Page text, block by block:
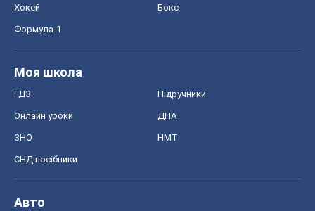
Хокей Бокс
Формула-1
Моя школа
ГДЗ Підручники
Онлайн уроки ДПА
ЗНО НМТ
СНД посібники
Авто